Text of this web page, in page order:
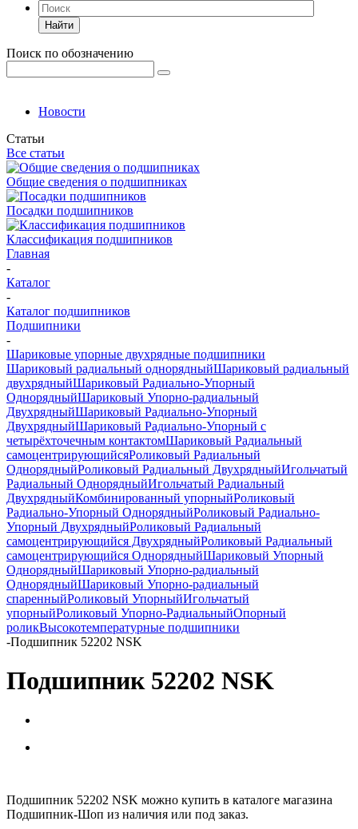
Найти
Поиск по обозначению
Новости
Статьи
Все статьи
Общие сведения о подшипниках
Посадки подшипников
Классификация подшипников
Главная
-
Каталог
-
Каталог подшипников
Подшипники
-
Шариковые упорные двухрядные подшипники
Шариковый радиальный однорядныйШариковый радиальный
двухрядныйШариковый Радиально-Упорный
ОднорядныйШариковый Упорно-радиальный
ДвухрядныйШариковый Радиально-Упорный
ДвухрядныйШариковый Радиально-Упорный с
четырёхточечным контактомШариковый Радиальный
самоцентрирующийсяРоликовый Радиальный
ОднорядныйРоликовый Радиальный ДвухрядныйИгольчатый
Радиальный ОднорядныйИгольчатый Радиальный
ДвухрядныйКомбинированный упорныйРоликовый
Радиально-Упорный ОднорядныйРоликовый Радиально-
Упорный ДвухрядныйРоликовый Радиальный
самоцентрирующийся ДвухрядныйРоликовый Радиальный
самоцентрирующийся ОднорядныйШариковый Упорный
ОднорядныйШариковый Упорно-радиальный
ОднорядныйШариковый Упорно-радиальный
спаренныйРоликовый УпорныйИгольчатый
упорныйРоликовый Упорно-РадиальныйОпорный
роликВысокотемпературные подшипники
-Подшипник 52202 NSK
Подшипник 52202 NSK
Подшипник 52202 NSK можно купить в каталоге магазина
Подшипник-Шоп из наличия или под заказ.